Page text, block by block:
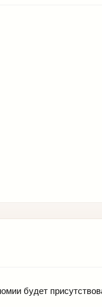
будет